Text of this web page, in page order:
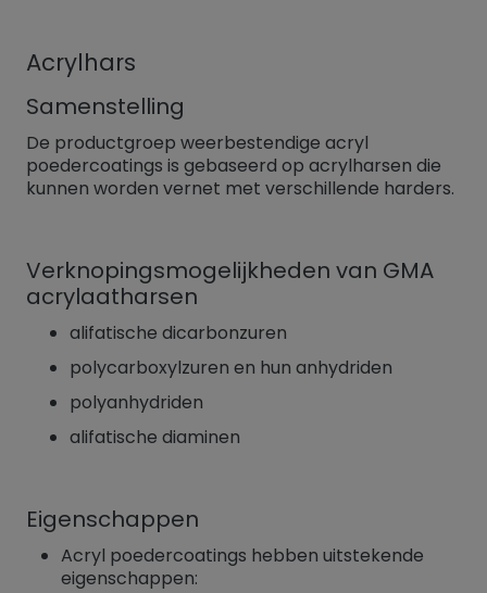
Acrylhars
Samenstelling
De productgroep weerbestendige acryl
poedercoatings is gebaseerd op acrylharsen die
kunnen worden vernet met verschillende harders.
Verknopingsmogelijkheden van GMA
acrylaatharsen
alifatische dicarbonzuren
polycarboxylzuren en hun anhydriden
polyanhydriden
alifatische diaminen
Eigenschappen
Acryl poedercoatings hebben uitstekende
eigenschappen: